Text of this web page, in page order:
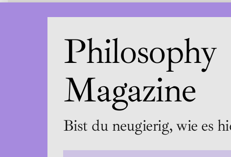
Philosophy
Magazine
Bist du neugierig, wie es